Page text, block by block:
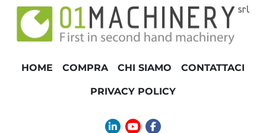
HOME COMPRA CHI SIAMO CONTATTACI
PRIVACY POLICY